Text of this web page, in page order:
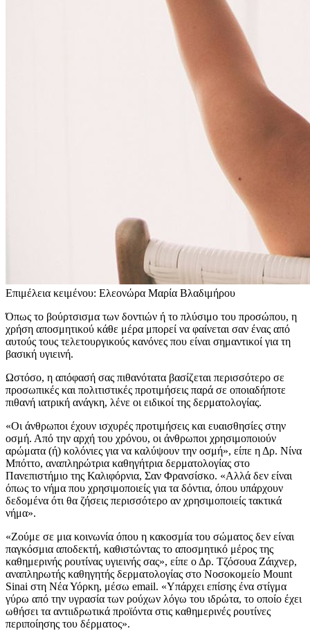
Επιμέλεια κειμένου: Ελεονώρα Μαρία Βλαδιμήρου
Όπως το βούρτσισμα των δοντιών ή το πλύσιμο του προσώπου, η
χρήση αποσμητικού κάθε μέρα μπορεί να φαίνεται σαν ένας από
αυτούς τους τελετουργικούς κανόνες που είναι σημαντικοί για τη
βασική υγιεινή.
Ωστόσο, η απόφασή σας πιθανότατα βασίζεται περισσότερο σε
προσωπικές και πολιτιστικές προτιμήσεις παρά σε οποιαδήποτε
πιθανή ιατρική ανάγκη, λένε οι ειδικοί της δερματολογίας.
«Οι άνθρωποι έχουν ισχυρές προτιμήσεις και ευαισθησίες στην
οσμή. Από την αρχή του χρόνου, οι άνθρωποι χρησιμοποιούν
αρώματα (ή) κολόνιες για να καλύψουν την οσμή», είπε η Δρ. Νίνα
Μπόττο, αναπληρώτρια καθηγήτρια δερματολογίας στο
Πανεπιστήμιο της Καλιφόρνια, Σαν Φρανσίσκο. «Αλλά δεν είναι
όπως το νήμα που χρησιμοποιείς για τα δόντια, όπου υπάρχουν
δεδομένα ότι θα ζήσεις περισσότερο αν χρησιμοποιείς τακτικά
νήμα».
«Ζούμε σε μια κοινωνία όπου η κακοσμία του σώματος δεν είναι
παγκόσμια αποδεκτή, καθιστώντας το αποσμητικό μέρος της
καθημερινής ρουτίνας υγιεινής σας», είπε ο Δρ. Τζόσουα Ζάιχνερ,
αναπληρωτής καθηγητής δερματολογίας στο Νοσοκομείο Mount
Sinai στη Νέα Υόρκη, μέσω email. «Υπάρχει επίσης ένα στίγμα
γύρω από την υγρασία των ρούχων λόγω του ιδρώτα, το οποίο έχει
ωθήσει τα αντιιδρωτικά προϊόντα στις καθημερινές ρουτίνες
περιποίησης του δέρματος».